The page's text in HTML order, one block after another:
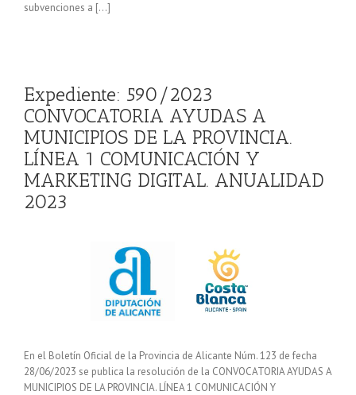
subvenciones a […]
Expediente: 590/2023
CONVOCATORIA AYUDAS A
MUNICIPIOS DE LA PROVINCIA.
LÍNEA 1 COMUNICACIÓN Y
MARKETING DIGITAL. ANUALIDAD
2023
En el Boletín Oficial de la Provincia de Alicante Núm. 123 de fecha
28/06/2023 se publica la resolución de la CONVOCATORIA AYUDAS A
MUNICIPIOS DE LA PROVINCIA. LÍNEA 1 COMUNICACIÓN Y